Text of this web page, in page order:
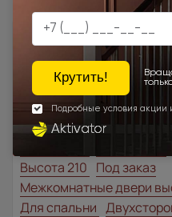
Товар
Классические двери
1000x2100 700x2200
1200x2000 Шампань
Межкомнатные двери из
Высота 210 Под заказ
Межкомнатные двери
Для спальни